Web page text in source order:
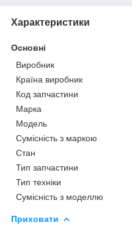
Характеристики
Основні
Виробник
Країна виробник
Код запчастини
Марка
Модель
Сумісність з маркою
Стан
Тип запчастини
Тип техніки
Сумісність з моделлю
Приховати